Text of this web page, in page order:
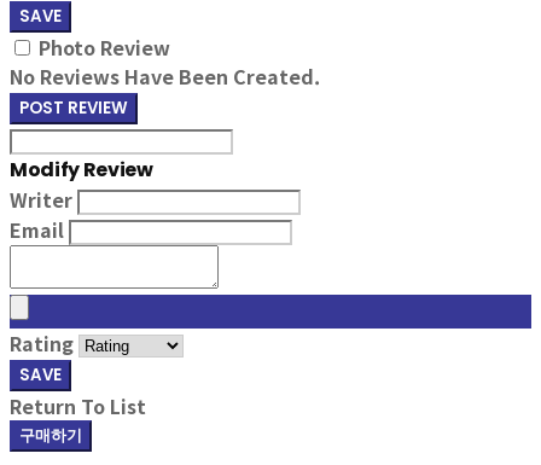
SAVE
Photo Review
No Reviews Have Been Created.
POST REVIEW
Modify Review
Writer
Email
Rating
SAVE
Return To List
구매하기